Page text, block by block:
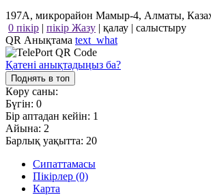
197А, микрорайон Мамыр-4, Алматы,
0 пікір | пікір Жазу | қалау | салыстыру
QR Анықтама text_what
Қатені анықтадыңыз ба?
Поднять в топ
Көру саны:
Бүгін: 0
Бір аптадан кейін: 1
Айына: 2
Барлық уақытта: 20
Сипаттамасы
Пікірлер (0)
Карта